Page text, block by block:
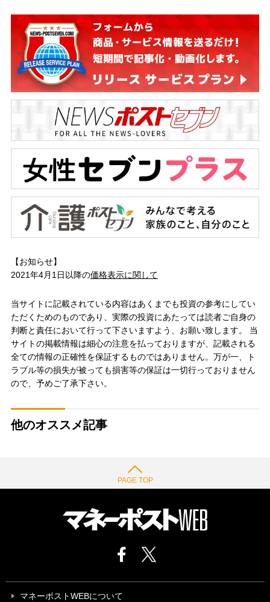
【お知らせ】
2021年4月1日以降の価格表示に関して
当サイトに記載されている内容はあくまでも投資の参考にしてい
ただくためのものであり、実際の投資にあたっては読者ご自身の
判断と責任において行って下さいますよう、お願い致します。 当
サイトの掲載情報は細心の注意を払っておりますが、記載される
全ての情報の正確性を保証するものではありません。万が一、ト
ラブル等の損失が被っても損害等の保証は一切行っておりません
ので、予めご了承下さい。
他のオススメ記事
PAGE TOP
マネーポストWEBについて